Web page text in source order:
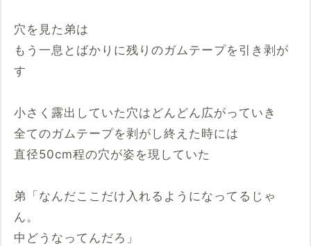
穴を見た弟は
もう一息とばかりに残りのガムテープを引き剥が
す
小さく露出していた穴はどんどん広がっていき
全てのガムテープを剥がし終えた時には
直径50cm程の穴が姿を現していた
弟「なんだここだけ入れるようになってるじゃ
ん。
中どうなってんだろ」